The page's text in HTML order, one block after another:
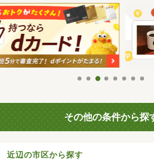
その他の条件から探
近辺の市区から探す